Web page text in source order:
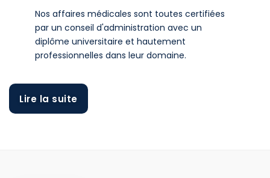
Nos affaires médicales sont toutes certifiées
par un conseil d'administration avec un
diplôme universitaire et hautement
professionnelles dans leur domaine.
Lire la suite